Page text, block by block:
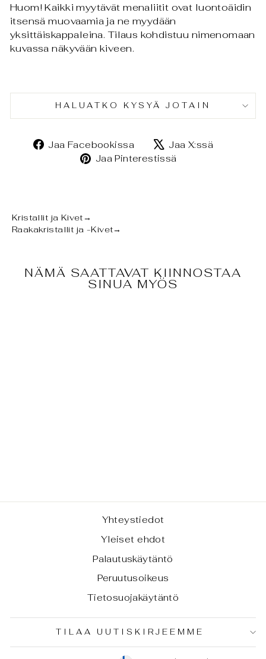
Huom! Kaikki myytävät menaliitit ovat luontoäidin
itsensä muovaamia ja ne myydään
yksittäiskappaleina. Tilaus kohdistuu nimenomaan
kuvassa näkyvään kiveen.
HALUATKO KYSYÄ JOTAIN
Jaa Facebookissa
Jaa
Facebookissa
Jaa X:ssä
Jaa Pinterestissä
Kristallit ja Kivet→
Raakakristallit ja -Kivet→
NÄMÄ SAATTAVAT KIINNOSTAA
SINUA MYÖS
Yhteystiedot
Yleiset ehdot
Palautuskäytäntö
Peruutusoikeus
Tietosuojakäytäntö
TILAA UUTISKIRJEEMME